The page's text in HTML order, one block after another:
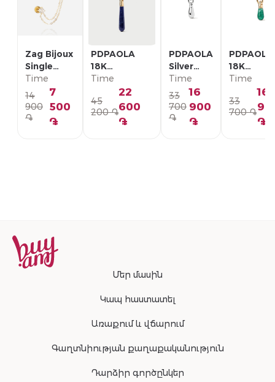
Zag Bijoux
Single
Earring/
SLA22993-
01WHT
Time
14
900
֏
7
500
֏
PDPAOLA
18K
Позолоченная
Серебряная
Моно-серьга/
PG01-336-U
Time
45
200 ֏
22
600
֏
PDPAOLA
Silver
Single
Earring/
PG02-
092-U
Time
33
700
֏
16
900
֏
PDPAOLA
18K
Моно-
PG01-
Time
33
700 ֏
16
֏
Մեր մասին
Կապ հաստատել
Առաքում և վճարում
Գաղտնիության քաղաքականություն
Դարձիր գործընկեր